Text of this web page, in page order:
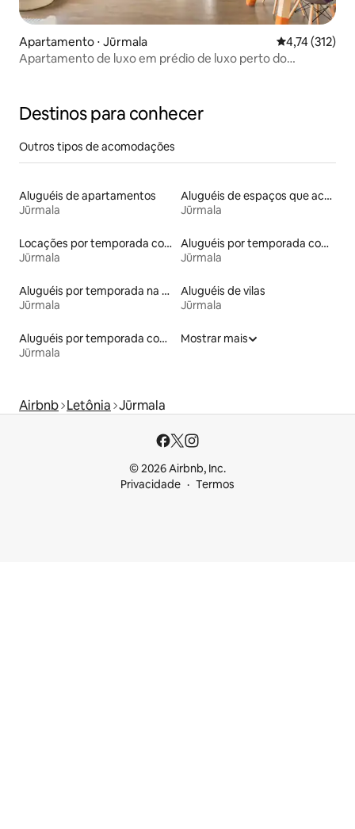
Apartamento ⋅ Jūrmala 4,74 de uma
4,74 (312)
Apartamento de luxo em prédio de luxo perto do
Destinos para conhecer
Outros tipos de acomodações
Aluguéis de apartamentos
Jūrmala
Aluguéis de espaços que aceitam animais de estimação
Jūrmala
Locações por temporada com piscina
Jūrmala
Aluguéis por temporada com suítes privativas
Jūrmala
Aluguéis por temporada na orla
Jūrmala
Aluguéis de vilas
Jūrmala
Aluguéis por temporada com banheira de hidromassagem
Jūrmala
Mostrar mais
Airbnb Letônia Jūrmala
© 2026 Airbnb, Inc.
Privacidade
Termos